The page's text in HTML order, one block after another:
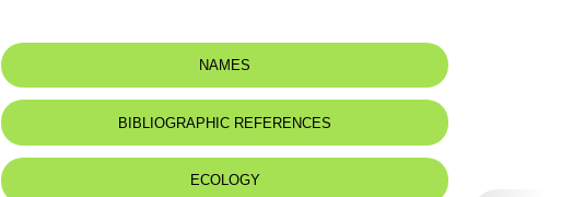
NAMES
BIBLIOGRAPHIC REFERENCES
ECOLOGY